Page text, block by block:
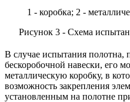
1 - коробка; 2 -
Рисунок 3 - Схема
В случае испытания полотна,
бескоробочной навески, его
металлическую коробку, в
возможность закрепления
установленным на полотне